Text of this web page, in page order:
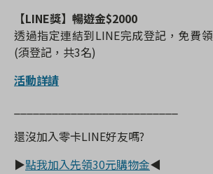
【LINE獎】暢遊金$2000
透過指定連結到LINE完成登記，免費領
(須登記，共3名)
活動詳請
還沒加入零卡LINE好友嗎?
▶點我加入先領30元購物金◀